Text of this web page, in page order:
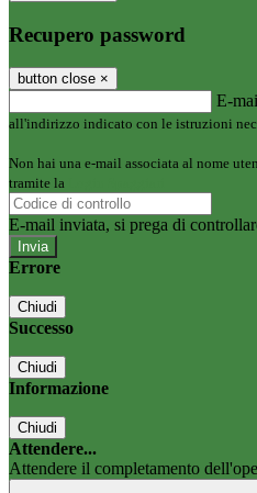
Recupero password
button close ×
E-
all'indirizzo indicato con le istruzioni
Non hai una e-mail associata al nome
tramite la
E-mail inviata, si prega di
Errore
Chiudi
Successo
Chiudi
Informazione
Chiudi
Attendere...
Attendere il completamento